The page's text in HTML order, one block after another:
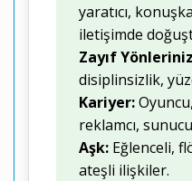
yaratıcı,
iletişimde
Zayıf
disiplinsizlik,
Kariyer:
reklamcı,
Aşk: Eğlenceli,
ateşli ilişkiler.